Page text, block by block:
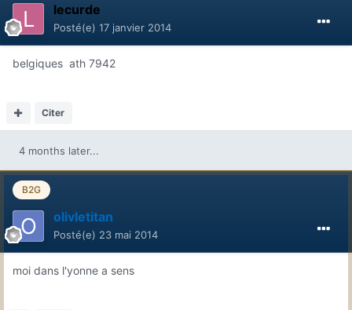
lecurde
Posté(e) 17 janvier 2014
belgiques ath 7942
Citer
4 months later...
B2G
olivletitan
Posté(e) 23 mai 2014
moi dans l'yonne a sens